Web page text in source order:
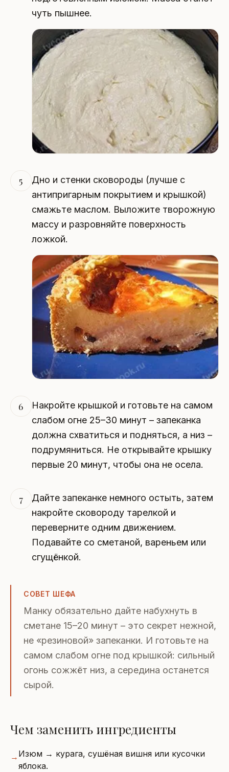
чуть пышнее.
5
Дно и стенки сковороды (лучше с
антипригарным покрытием и крышкой)
смажьте маслом. Выложите творожную
массу и разровняйте поверхность
ложкой.
6
Накройте крышкой и готовьте на самом
слабом огне 25–30 минут – запеканка
должна схватиться и подняться, а низ –
подрумяниться. Не открывайте крышку
первые 20 минут, чтобы она не осела.
7
Дайте запеканке немного остыть, затем
накройте сковороду тарелкой и
переверните одним движением.
Подавайте со сметаной, вареньем или
сгущёнкой.
СОВЕТ ШЕФА
Манку обязательно дайте набухнуть в
сметане 15–20 минут – это секрет нежной,
не «резиновой» запеканки. И готовьте на
самом слабом огне под крышкой: сильный
огонь сожжёт низ, а середина останется
сырой.
Чем заменить ингредиенты
→ Изюм → курага, сушёная вишня или кусочки
яблока.